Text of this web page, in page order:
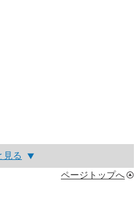
見る
ページトップへ